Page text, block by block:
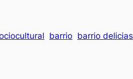
barrio barrio delicias